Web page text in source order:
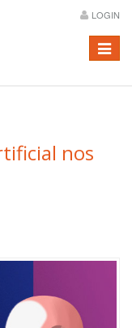
LOGIN
Menú
nos